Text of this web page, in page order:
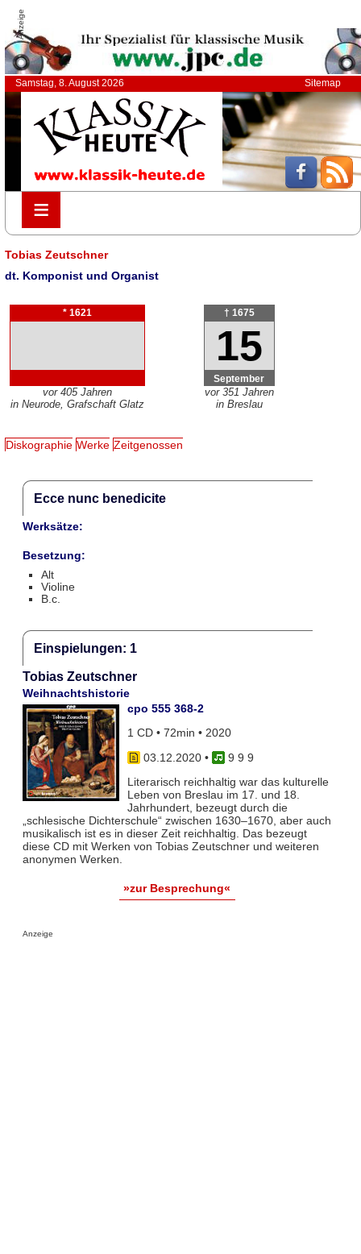
Anzeige
Samstag, 8. August 2026 Sitemap
≡
≡
Tobias Zeutschner
dt. Komponist und Organist
* 1621
vor 405 Jahren
in Neurode, Grafschaft Glatz
† 1675
15
September
vor 351 Jahren
in Breslau
Diskographie Werke Zeitgenossen
Ecce nunc benedicite
Werksätze:
Besetzung:
Alt
Violine
B.c.
Einspielungen: 1
Tobias Zeutschner
Weihnachtshistorie
cpo 555 368-2
1 CD • 72min • 2020
03.12.2020•
9 9 9
Literarisch reichhaltig war das kulturelle
Leben von Breslau im 17. und 18.
Jahrhundert, bezeugt durch die
„schlesische Dichterschule“ zwischen 1630–1670, aber auch
musikalisch ist es in dieser Zeit reichhaltig. Das bezeugt
diese CD mit Werken von Tobias Zeutschner und weiteren
anonymen Werken.
»zur Besprechung«
Anzeige